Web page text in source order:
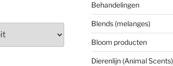
Behandelingen
Blends (melanges)
Bloom producten
Dierenlijn (Animal Scents)